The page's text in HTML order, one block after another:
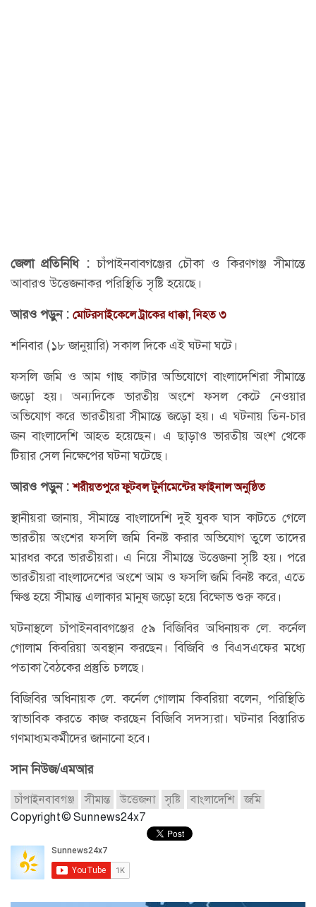
জেলা প্রতিনিধি :চাঁপাইনবাবগঞ্জের চৌকা ও কিরণগঞ্জ সীমান্তে
আবারও উত্তেজনাকর পরিস্থিতি সৃষ্টি হয়েছে।
আরও পড়ুন : মোটরসাইকেলে ট্রাকের ধাক্কা, নিহত ৩
শনিবার (১৮ জানুয়ারি) সকাল দিকে এই ঘটনা ঘটে।
ফসলি জমি ও আম গাছ কাটার অভিযোগে বাংলাদেশিরা সীমান্তে
জড়ো হয়। অন্যদিকে ভারতীয় অংশে ফসল কেটে নেওয়ার
অভিযোগ করে ভারতীয়রা সীমান্তে জড়ো হয়। এ ঘটনায় তিন-চার
জন বাংলাদেশি আহত হয়েছেন। এ ছাড়াও ভারতীয় অংশ থেকে
টিয়ার সেল নিক্ষেপের ঘটনা ঘটেছে।
আরও পড়ুন :শরীয়তপুরে ফুটবল টুর্নামেন্টের ফাইনাল অনুষ্ঠিত
স্থানীয়রা জানায়, সীমান্তে বাংলাদেশি দুই যুবক ঘাস কাটতে গেলে
ভারতীয় অংশের ফসলি জমি বিনষ্ট করার অভিযোগ তুলে তাদের
মারধর করে ভারতীয়রা। এ নিয়ে সীমান্তে উত্তেজনা সৃষ্টি হয়। পরে
ভারতীয়রা বাংলাদেশের অংশে আম ও ফসলি জমি বিনষ্ট করে, এতে
ক্ষিপ্ত হয়ে সীমান্ত এলাকার মানুষ জড়ো হয়ে বিক্ষোভ শুরু করে।
ঘটনাস্থলে চাঁপাইনবাবগঞ্জের ৫৯ বিজিবির অধিনায়ক লে. কর্নেল
গোলাম কিবরিয়া অবস্থান করছেন। বিজিবি ও বিএসএফের মধ্যে
পতাকা বৈঠকের প্রস্তুতি চলছে।
বিজিবির অধিনায়ক লে. কর্নেল গোলাম কিবরিয়া বলেন, পরিস্থিতি
স্বাভাবিক করতে কাজ করছেন বিজিবি সদস্যরা। ঘটনার বিস্তারিত
গণমাধ্যমকর্মীদের জানানো হবে।
সান নিউজ/এমআর
চাঁপাইনবাবগঞ্জ সীমান্ত উত্তেজনা সৃষ্টি বাংলাদেশি
জমি
Copyright © Sunnews24x7